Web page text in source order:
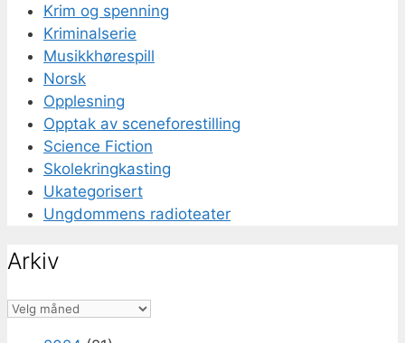
Krim og spenning
Kriminalserie
Musikkhørespill
Norsk
Opplesning
Opptak av sceneforestilling
Science Fiction
Skolekringkasting
Ukategorisert
Ungdommens radioteater
Arkiv
Arkiv